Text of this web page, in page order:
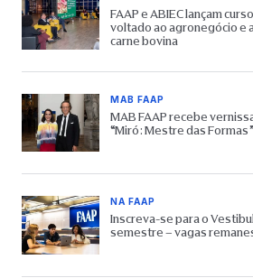
FAAP e ABIEC lançam
voltado ao agronegócio e
carne bovina
MAB FAAP
MAB FAAP recebe
“Miró: Mestre das Formas”
NA FAAP
Inscreva-se para o
semestre – vagas